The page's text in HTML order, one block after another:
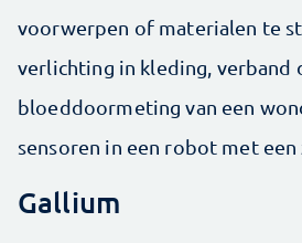
voorwerpen of materialen te
verlichting in kleding, verband
bloeddoormeting van een
sensoren in een robot met een
Gallium